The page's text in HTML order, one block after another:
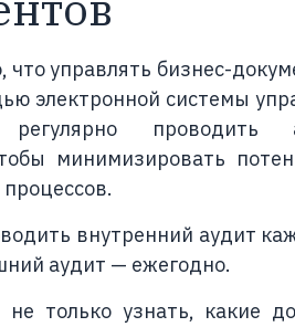
что управлять бизнес-
электронной системы
регулярно
минимизировать
внутренний аудит
аудит — ежегодно.
не только узнать, какие